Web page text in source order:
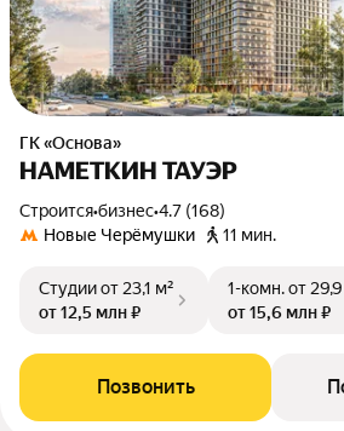
ГК «Основа»
НАМЕТКИН ТАУЭР
Строится•бизнес•4.7 (168)
Новые Черёмушки
11 мин.
Студииот 23,1 м²
от 12,5 млн ₽
1-комн.от
от 15,6 млн ₽
Позвонить